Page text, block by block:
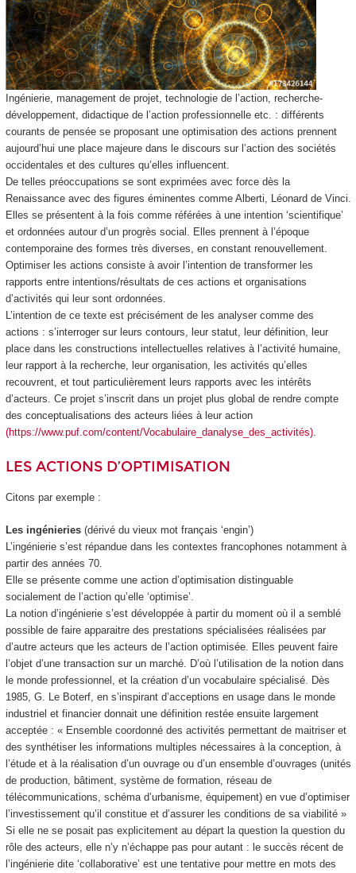
Ingénierie, management de projet, technologie de l’action, recherche-
développement, didactique de l’action professionnelle etc. : différents
courants de pensée se proposant une optimisation des actions prennent
aujourd’hui une place majeure dans le discours sur l’action des sociétés
occidentales et des cultures qu’elles influencent.
De telles préoccupations se sont exprimées avec force dès la
Renaissance avec des figures éminentes comme Alberti, Léonard de Vinci.
Elles se présentent à la fois comme référées à une intention ‘scientifique’
et ordonnées autour d’un progrès social. Elles prennent à l’époque
contemporaine des formes très diverses, en constant renouvellement.
Optimiser les actions consiste à avoir l’intention de transformer les
rapports entre intentions/résultats de ces actions et organisations
d’activités qui leur sont ordonnées.
L’intention de ce texte est précisément de les analyser comme des
actions : s’interroger sur leurs contours, leur statut, leur définition, leur
place dans les constructions intellectuelles relatives à l’activité humaine,
leur rapport à la recherche, leur organisation, les activités qu’elles
recouvrent, et tout particulièrement leurs rapports avec les intérêts
d’acteurs. Ce projet s’inscrit dans un projet plus global de rendre compte
des conceptualisations des acteurs liées à leur action
(https://www.puf.com/content/Vocabulaire_danalyse_des_activités).
LES ACTIONS D’OPTIMISATION
Citons par exemple :
Les ingénieries(dérivé du vieux mot français ‘engin’)
L’ingénierie s’est répandue dans les contextes francophones notamment à
partir des années 70.
Elle se présente comme une action d’optimisation distinguable
socialement de l’action qu’elle ‘optimise’.
La notion d’ingénierie s’est développée à partir du moment où il a semblé
possible de faire apparaitre des prestations spécialisées réalisées par
d’autre acteurs que les acteurs de l’action optimisée. Elles peuvent faire
l’objet d’une transaction sur un marché. D’où l’utilisation de la notion dans
le monde professionnel, et la création d’un vocabulaire spécialisé. Dès
1985, G. Le Boterf, en s’inspirant d’acceptions en usage dans le monde
industriel et financier donnait une définition restée ensuite largement
acceptée : « Ensemble coordonné des activités permettant de maitriser et
des synthétiser les informations multiples nécessaires à la conception, à
l’étude et à la réalisation d’un ouvrage ou d’un ensemble d’ouvrages (unités
de production, bâtiment, système de formation, réseau de
télécommunications, schéma d’urbanisme, équipement) en vue d’optimiser
l’investissement qu’il constitue et d’assurer les conditions de sa viabilité »
Si elle ne se posait pas explicitement au départ la question la question du
rôle des acteurs, elle n’y n’échappe pas pour autant : le succès récent de
l’ingénierie dite ‘collaborative’ est une tentative pour mettre en mots des